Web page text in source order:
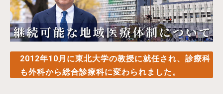
2012年10月に東北大学の教授に就任され、診療科
も外科から総合診療科に変わられました。